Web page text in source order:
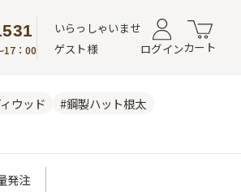
17：00
いらっしゃいませ
ゲスト様
ログインカート
ウッド
#鋼製ハット根太
発注